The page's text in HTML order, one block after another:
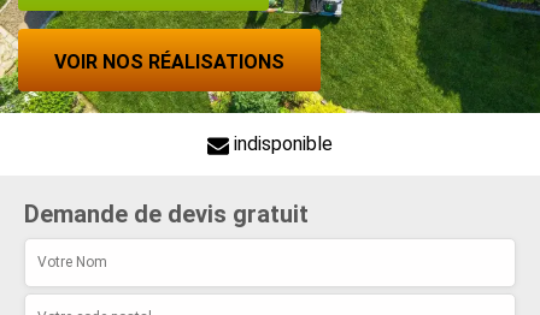
VOIR NOS RÉALISATIONS
indisponible
Demande de devis gratuit